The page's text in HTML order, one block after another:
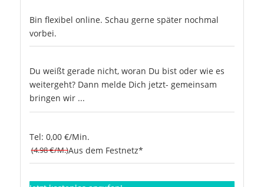
Bin flexibel online. Schau gerne später nochmal
vorbei.
Du weißt gerade nicht, woran Du bist oder wie es
weitergeht? Dann melde Dich jetzt- gemeinsam
bringen wir ...
Tel: 0,00 €/Min.
(4.98 €/M.)Aus dem Festnetz*